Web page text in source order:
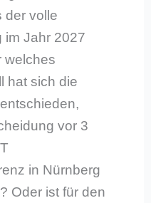
der volle
im Jahr 2027
welches
hat sich die
vor 3
in Nürnberg
Oder ist für den